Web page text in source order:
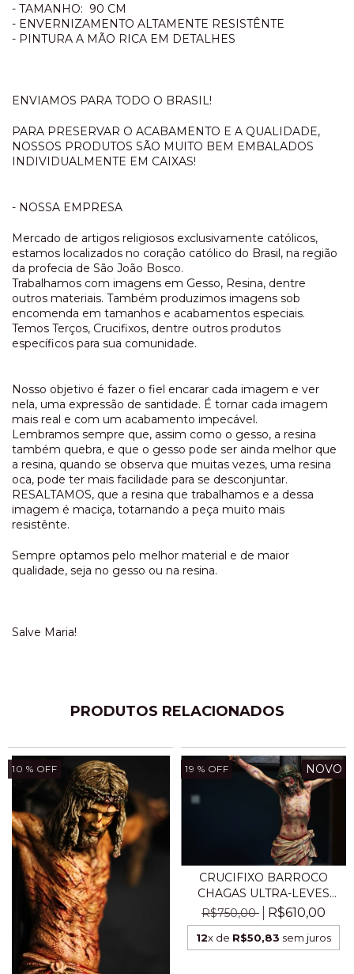
- TAMANHO: 90 CM
- ENVERNIZAMENTO ALTAMENTE RESISTÊNTE
- PINTURA A MÃO RICA EM DETALHES
ENVIAMOS PARA TODO O BRASIL!
PARA PRESERVAR O ACABAMENTO E A QUALIDADE,
NOSSOS PRODUTOS SÃO MUITO BEM EMBALADOS
INDIVIDUALMENTE EM CAIXAS!
- NOSSA EMPRESA
Mercado de artigos religiosos exclusivamente católicos,
estamos localizados no coração católico do Brasil, na região
da profecia de São João Bosco.
Trabalhamos com imagens em Gesso, Resina, dentre
outros materiais. Também produzimos imagens sob
encomenda em tamanhos e acabamentos especiais.
Temos Terços, Crucifixos, dentre outros produtos
específicos para sua comunidade.
Nosso objetivo é fazer o fiel encarar cada imagem e ver
nela, uma expressão de santidade. É tornar cada imagem
mais real e com um acabamento impecável.
Lembramos sempre que, assim como o gesso, a resina
também quebra, e que o gesso pode ser ainda melhor que
a resina, quando se observa que muitas vezes, uma resina
oca, pode ter mais facilidade para se desconjuntar.
RESALTAMOS, que a resina que trabalhamos e a dessa
imagem é maciça, totarnando a peça muito mais
resistênte.
Sempre optamos pelo melhor material e de maior
qualidade, seja no gesso ou na resina.
Salve Maria!
PRODUTOS RELACIONADOS
10 % OFF 19 % OFF NOVO
CRUCIFIXO BARROCO
CHAGAS ULTRA-LEVES
MES...
R$750,00 R$610,00
12x de R$50,83 sem juros